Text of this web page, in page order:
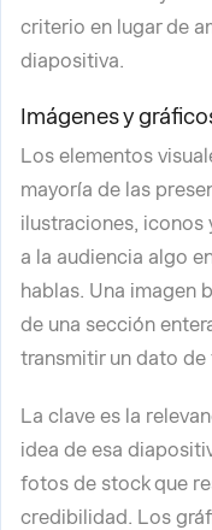
criterio en lugar de
diapositiva.
Imágenes y
Los elementos
mayoría de las
ilustraciones, iconos
a la audiencia algo
hablas. Una imagen
de una sección
transmitir un dato
La clave es la
idea de esa
fotos de stock que
credibilidad. Los